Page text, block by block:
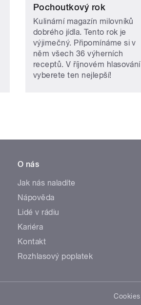
Pochoutkový rok
Kulinární magazín milovníků
dobrého jídla. Tento rok je
výjimečný. Připomínáme si v
něm všech 36 výherních
receptů. V říjnovém hlasování
vyberete ten nejlepší!
O nás
Jak nás naladíte
Nápověda
Lidé v rádiu
Kariéra
Kontakt
Rozhlasový poplatek
Cookies